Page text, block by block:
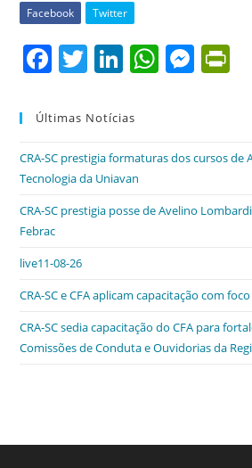
Facebook Twitter
F
c
b
o
o
k
T
itt
er
Li
k
dI
n
W
A
p
M
n
g
ri
e
n
Últimas Notícias
CRA-SC prestigia formaturas dos cursos de
Tecnologia da Uniavan
CRA-SC prestigia posse de Avelino
Febrac
live11-08-26
CRA-SC e CFA aplicam capacitação com
CRA-SC sedia capacitação do CFA para
Comissões de Conduta e Ouvidorias da